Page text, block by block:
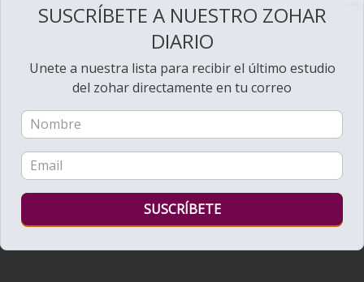
SUSCRÍBETE A NUESTRO ZOHAR
DIARIO
Unete a nuestra lista para recibir el último estudio
del zohar directamente en tu correo